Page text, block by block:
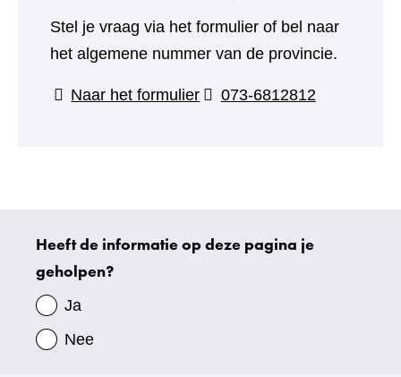
Stel je vraag via het formulier of bel naar
het algemene nummer van de provincie.
Naar het formulier(verwijst
073-6812812
Uw
gegevens
Heeft de informatie op deze pagina je
geholpen?
Ja
Nee